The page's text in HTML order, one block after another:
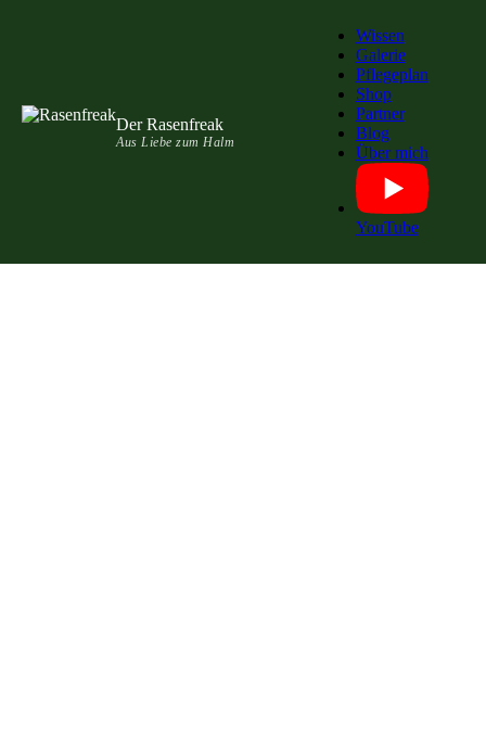
Der Rasenfreak
Aus Liebe zum Halm
Wissen
Galerie
Pflegeplan
Shop
Partner
Blog
Über mich
YouTube